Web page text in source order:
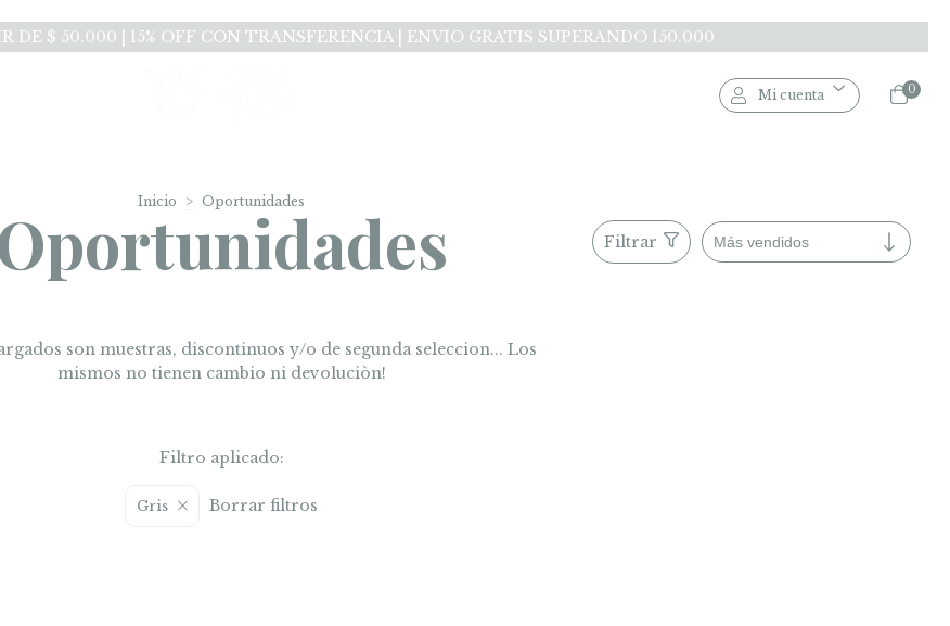
DE $ 50.000 | 15% OFF CON TRANSFERENCIA | ENVIO GRATIS SUPERANDO 150.000
Mi cuenta 0
Inicio > Oportunidades
son muestras, discontinuos y/o de segunda seleccion... Los
mismos no tienen cambio ni devoluciòn!
Filtrar
Filtro aplicado:
Gris Borrar filtros